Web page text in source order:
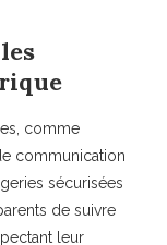
comme
communication
sécurisées
de suivre
leur